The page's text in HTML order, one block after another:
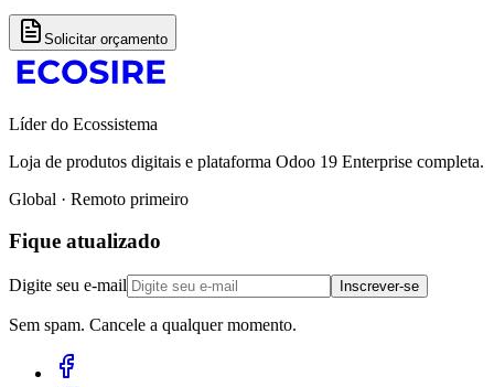
Solicitar orçamento
Líder do Ecossistema
Loja de produtos digitais e plataforma Odoo 19 Enterprise completa.
Global · Remoto primeiro
Fique atualizado
Digite seu e-mail Inscrever-se
Sem spam. Cancele a qualquer momento.